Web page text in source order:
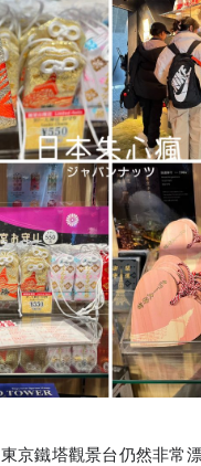
東京鐵塔觀景台仍然非常